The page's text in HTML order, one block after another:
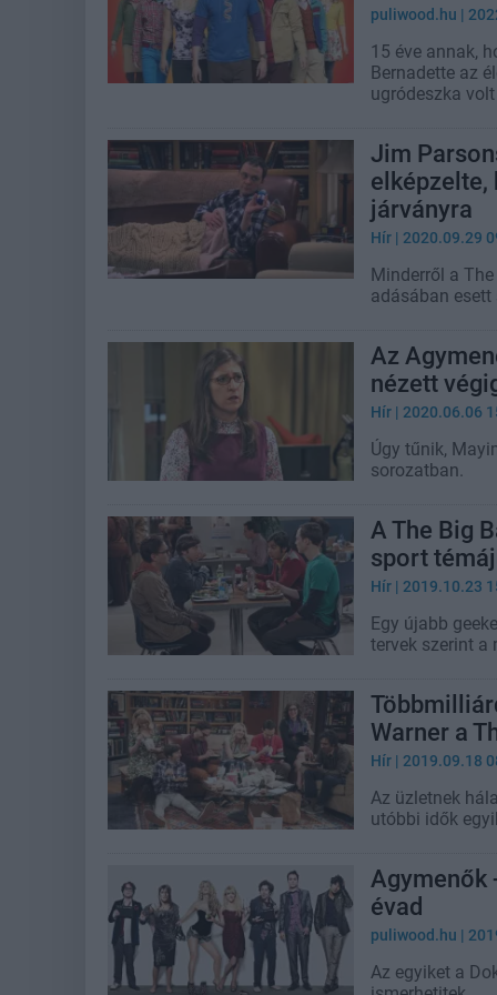
puliwood.hu |
15 éve annak,
Bernadette az
ugródeszka
Jim
elképzelte,
járványra
Hír | 2020.09.29
Minderről a
adásában esett
Az
nézett
Hír | 2020.06.06
Úgy tűnik,
sorozatban.
A The Big
sport
Hír | 2019.10.23
Egy újabb
tervek szerint a
Warner a
Hír | 2019.09.18
Az üzletnek
utóbbi idők
Agymenők
évad
puliwood.hu |
Az egyiket a